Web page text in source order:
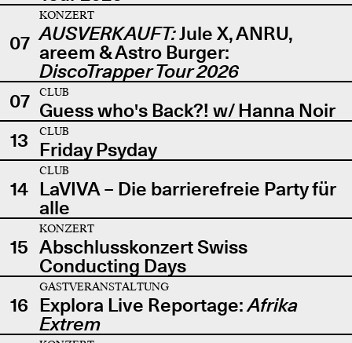
07
KONZERT
AUSVERKAUFT:Jule X, ANRU,
areem & Astro Burger:
DiscoTrapper Tour 2026
07
CLUB
Guess who's Back?! w/ Hanna Noir
13
CLUB
Friday Psyday
14
CLUB
LaVIVA – Die barrierefreie Party für
alle
15
KONZERT
Abschlusskonzert Swiss
Conducting Days
16
GASTVERANSTALTUNG
Explora Live Reportage:Afrika
Extrem